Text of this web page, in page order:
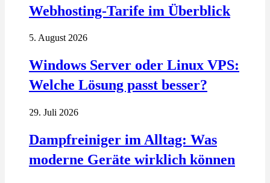
Webhosting-Tarife im Überblick
5. August 2026
Windows Server oder Linux VPS:
Welche Lösung passt besser?
29. Juli 2026
Dampfreiniger im Alltag: Was
moderne Geräte wirklich können